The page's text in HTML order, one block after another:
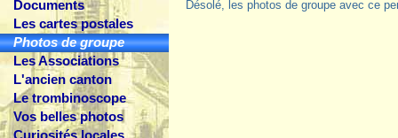
Documents
Les cartes postales
Photos de groupe
Les Associations
L'ancien canton
Le trombinoscope
Vos belles photos
Curiosités locales
Désolé, les photos de groupe avec ce